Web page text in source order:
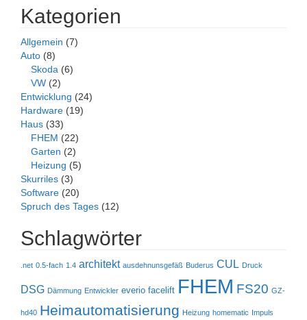
Kategorien
Allgemein (7)
Auto (8)
Skoda (6)
VW (2)
Entwicklung (24)
Hardware (19)
Haus (33)
FHEM (22)
Garten (2)
Heizung (5)
Skurriles (3)
Software (20)
Spruch des Tages (12)
Schlagwörter
.net 0.5-fach 1.4 architekt ausdehnunsgefäß Buderus CUL Druck
DSG Dämmung Entwickler everio facelift FHEM FS20 GZ-
hd40 Heimautomatisierung Heizung homematic
Impuls